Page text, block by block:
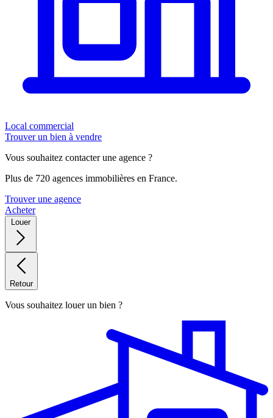
Local commercial
Trouver un bien à vendre
Vous souhaitez contacter une agence ?
Plus de 720 agences immobilières en France.
Trouver une agence
Acheter
Louer
Retour
Vous souhaitez louer un bien ?